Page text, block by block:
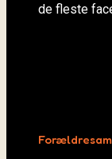
de fleste